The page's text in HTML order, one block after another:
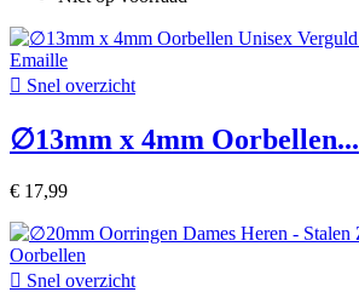
 Snel overzicht
∅13mm x 4mm Oorbellen...
€ 17,99
 Snel overzicht